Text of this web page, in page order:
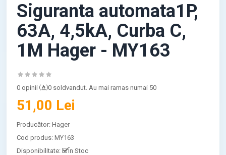
Siguranta automata1P,
63A, 4,5kA, Curba C,
1M Hager - MY163
0 opinii 0 soldvandut. Au mai ramas numai 50
51,00 Lei
Producător:Hager
Cod produs:MY163
Disponibilitate:
În Stoc